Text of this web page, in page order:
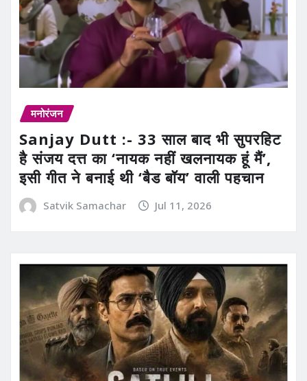
मनोरंजन
Sanjay Dutt :- 33 साल बाद भी सुपरहिट
है संजय दत्त का ‘नायक नहीं खलनायक हूं मैं’,
इसी गीत ने बनाई थी ‘बैड बॉय’ वाली पहचान
Satvik Samachar Jul 11, 2026